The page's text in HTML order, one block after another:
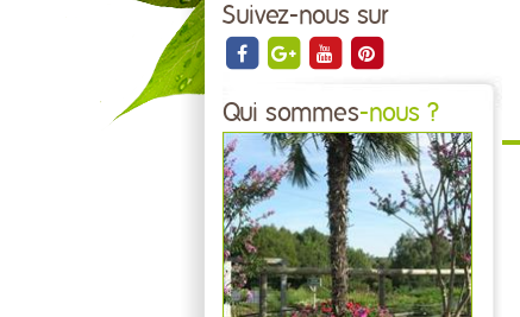
Suivez-nous sur
Qui sommes-nous ?